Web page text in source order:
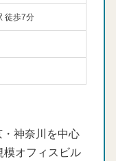
徒歩7分
神奈川を中心
模オフィスビル